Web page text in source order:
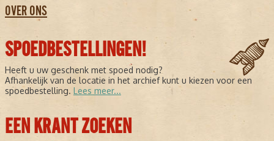
OVER ONS
SPOEDBESTELLINGEN!
Heeft u uw geschenk met spoed nodig?
Afhankelijk van de locatie in het archief kunt u kiezen voor een
spoedbestelling. Lees meer...
EEN KRANT ZOEKEN